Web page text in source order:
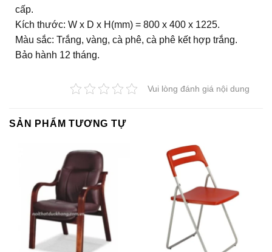
cấp.
Kích thước: W x D x H(mm) = 800 x 400 x 1225.
Màu sắc: Trắng, vàng, cà phê, cà phê kết hợp trắng.
Bảo hành 12 tháng.
Vui lòng đánh giá nội dung
SẢN PHẨM TƯƠNG TỰ